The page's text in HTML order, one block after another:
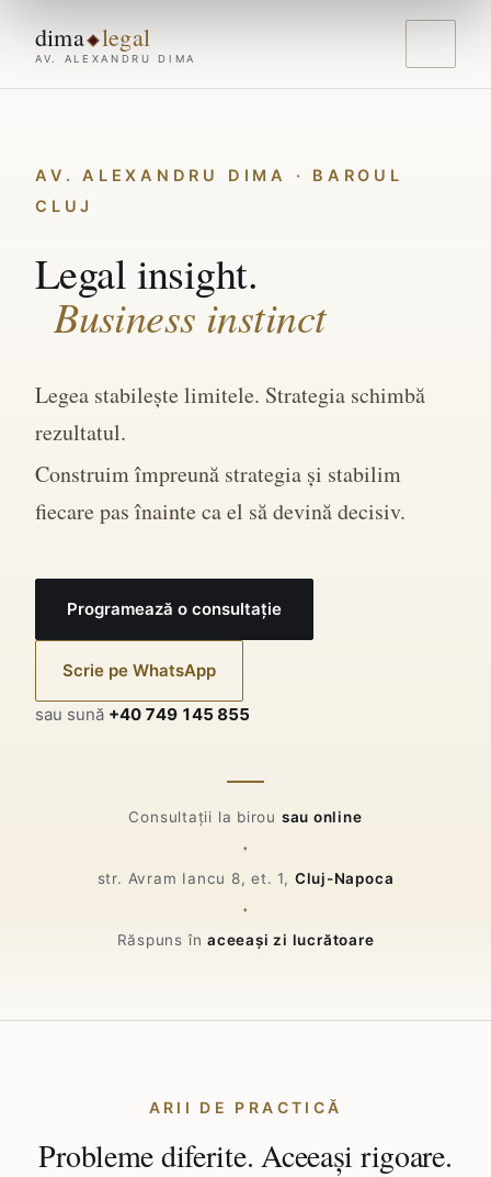
dima legal
AV. ALEXANDRU DIMA
AV. ALEXANDRU DIMA · BAROUL
CLUJ
Legal insight.
Business instinct
Legea stabilește limitele. Strategia schimbă
rezultatul.
Construim împreună strategia și stabilim
fiecare pas înainte ca el să devină decisiv.
Programează o consultație
Scrie pe WhatsApp
sau sună +40 749 145 855
Consultații la birou sau online
str. Avram Iancu 8, et. 1, Cluj-Napoca
Răspuns înaceeași zi lucrătoare
ARII DE PRACTICĂ
Probleme diferite. Aceeași rigoare.